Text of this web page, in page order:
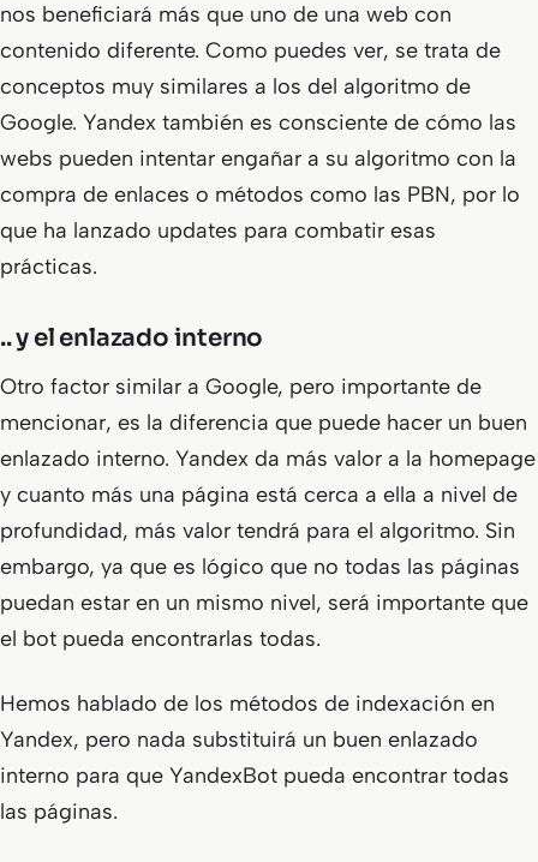
nos beneficiará más que uno de una web con
contenido diferente. Como puedes ver, se trata de
conceptos muy similares a los del algoritmo de
Google. Yandex también es consciente de cómo las
webs pueden intentar engañar a su algoritmo con la
compra de enlaces o métodos como las PBN, por lo
que ha lanzado updates para combatir esas
prácticas.
.. y el enlazado interno
Otro factor similar a Google, pero importante de
mencionar, es la diferencia que puede hacer un buen
enlazado interno. Yandex da más valor a la homepage
y cuanto más una página está cerca a ella a nivel de
profundidad, más valor tendrá para el algoritmo. Sin
embargo, ya que es lógico que no todas las páginas
puedan estar en un mismo nivel, será importante que
el bot pueda encontrarlas todas.
Hemos hablado de los métodos de indexación en
Yandex, pero nada substituirá un buen enlazado
interno para que YandexBot pueda encontrar todas
las páginas.